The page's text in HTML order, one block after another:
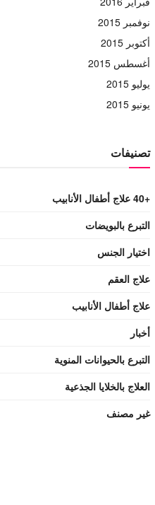
نوفمبر 2015
أكتوبر 2015
أغسطس 2015
يوليو 2015
يونيو 2015
تصنيفات
+40 علاج أطفال الأنابيب
التبرع بالبويضات
اختيار الجنس
علاج العقم
علاج أطفال الأنابيب
أخبار
التبرع بالحيوانات المنوية
العلاج بالخلايا الجذعية
غير مصنف